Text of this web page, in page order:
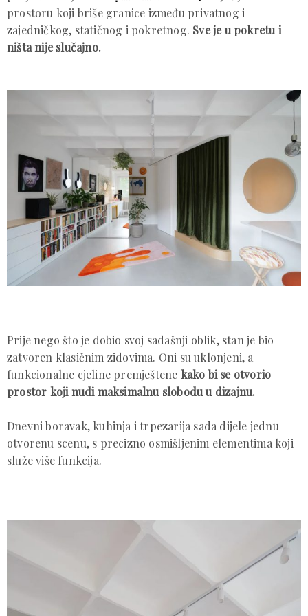
prostoru koji briše granice između privatnog i
zajedničkog, statičnog i pokretnog. Sve je u pokretu i
ništa nije slučajno.
Prije nego što je dobio svoj sadašnji oblik, stan je bio
zatvoren klasičnim zidovima. Oni su uklonjeni, a
funkcionalne cjeline premještene kako bi se otvorio
prostor koji nudi maksimalnu slobodu u dizajnu.
Dnevni boravak, kuhinja i trpezarija sada dijele jednu
otvorenu scenu, s precizno osmišljenim elementima koji
služe više funkcija.